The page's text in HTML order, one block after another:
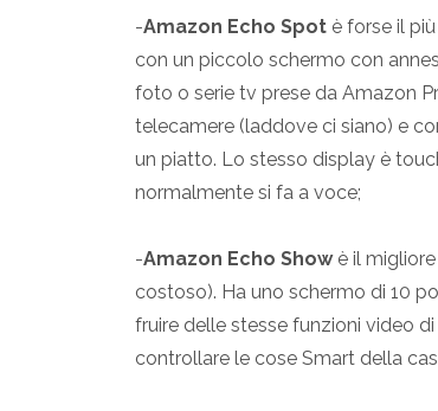
-Amazon Echo Spot è forse il
con un piccolo schermo con
foto o serie tv prese da Amazon
telecamere (laddove ci siano) e
un piatto. Lo stesso display è
normalmente si fa a voce;
-Amazon Echo Showè il
costoso). Ha uno schermo di 10
fruire delle stesse funzioni video
controllare le cose Smart della